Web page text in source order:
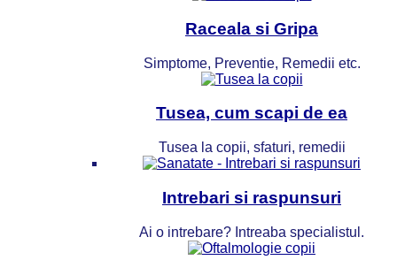
Raceala si Gripa
Simptome, Preventie, Remedii etc.
Tusea, cum scapi de ea
Tusea la copii, sfaturi, remedii
Intrebari si raspunsuri
Ai o intrebare? Intreaba specialistul.